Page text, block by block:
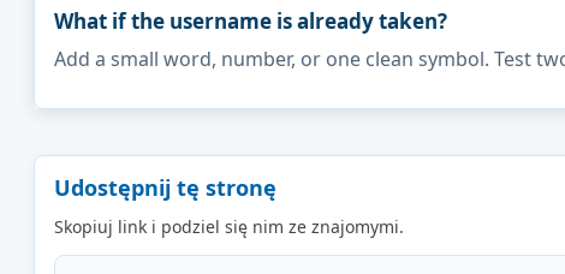
What if the username is already taken?
Add a small word, number, or one clean symbol. Test
Udostępnij tę stronę
Skopiuj link i podziel się nim ze znajomymi.